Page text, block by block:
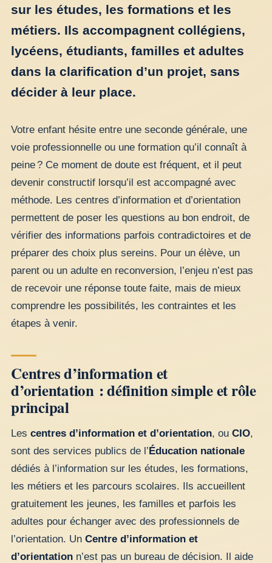
sur les études, les formations et les
métiers. Ils accompagnent collégiens,
lycéens, étudiants, familles et adultes
dans la clarification d’un projet, sans
décider à leur place.
Votre enfant hésite entre une seconde générale, une
voie professionnelle ou une formation qu’il connaît à
peine ? Ce moment de doute est fréquent, et il peut
devenir constructif lorsqu’il est accompagné avec
méthode. Les centres d’information et d’orientation
permettent de poser les questions au bon endroit, de
vérifier des informations parfois contradictoires et de
préparer des choix plus sereins. Pour un élève, un
parent ou un adulte en reconversion, l’enjeu n’est pas
de recevoir une réponse toute faite, mais de mieux
comprendre les possibilités, les contraintes et les
étapes à venir.
Centres d’information et
d’orientation : définition simple et rôle
principal
Les centres d’information et d’orientation, ou CIO,
sont des services publics de l’Éducation nationale
dédiés à l’information sur les études, les formations,
les métiers et les parcours scolaires. Ils accueillent
gratuitement les jeunes, les familles et parfois les
adultes pour échanger avec des professionnels de
l’orientation. Un Centre d’information et
d’orientation n’est pas un bureau de décision. Il aide